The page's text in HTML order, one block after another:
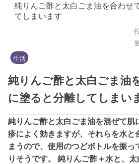
純りんご酢と太白ごま油を合わせ
てしまいます
生活
純りんご酢と太白ごま油
に塗ると分離してしまい
純りんご酢と太白ごま油を混ぜて肌
疹によく効きますが、それらを水と
まうので、使用のつどボトルを振っ
りそうです。 純りんご酢＋水と、